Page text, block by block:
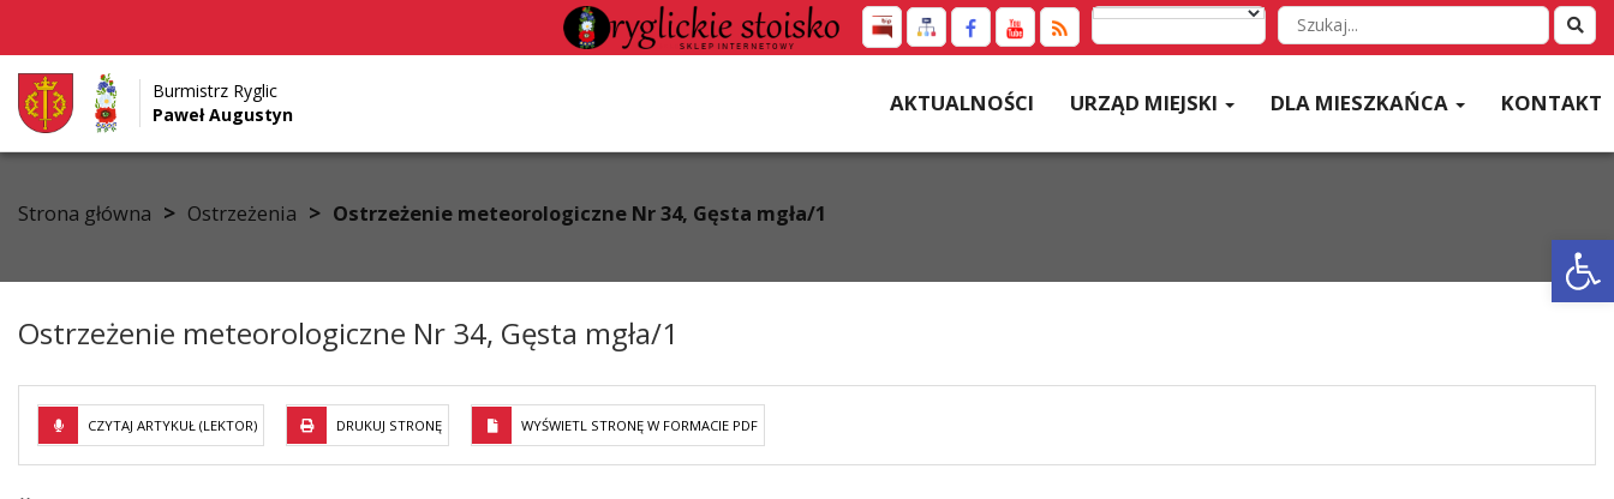
Przejdź do menu
Przejdź do głównej treści strony
Przejdź do stopki strony
Wyszukaj
w
Burmistrz Ryglic
Paweł Augustyn
AKTUALNOŚCI URZĄD MIEJSKI DLA MIESZKAŃCA KONTAKT
Strona główna > Ostrzeżenia > Ostrzeżenie meteorologiczne Nr 34, Gęsta mgła/1
Ostrzeżenie meteorologiczne Nr 34, Gęsta mgła/1
CZYTAJ ARTYKUŁ (LEKTOR) DRUKUJ STRONĘ WYŚWIETL STRONĘ W FORMACIE PDF